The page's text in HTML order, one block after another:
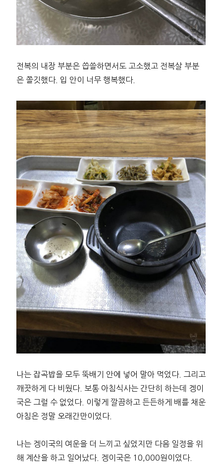
전복의 내장 부분은 씁쓸하면서도 고소했고 전복살 부분
은 쫄깃했다. 입 안이 너무 행복했다.
나는 잡곡밥을 모두 뚝배기 안에 넣어 말아 먹었다. 그리고
깨끗하게 다 비웠다. 보통 아침식사는 간단히 하는데 겡이
국은 그럴 수 없었다. 이렇게 깔끔하고 든든하게 배를 채운
아침은 정말 오래간만이었다.
나는 겡이국의 여운을 더 느끼고 싶었지만 다음 일정을 위
해 계산을 하고 일어났다. 겡이국은 10,000원이었다.